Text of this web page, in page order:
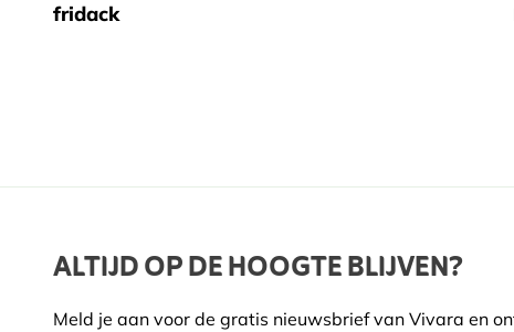
fridack
ALTIJD OP DE HOOGTE BLIJVEN?
Meld je aan voor de gratis nieuwsbrief van Vivara en